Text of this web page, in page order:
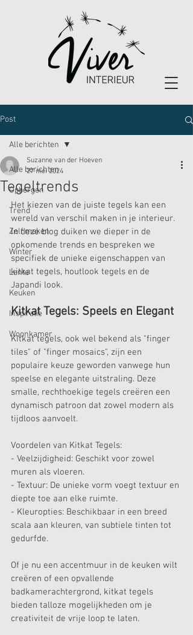
Post
Alle berichten
Opbergen
Trend
Zelf maken
Winter
Lente
Keuken
Inspiratie
Woonkamer
Alle berichten
Tegeltrends
Suzanne van der Hoeven
27 mei 2024
Het kiezen van de juiste tegels kan een
wereld van verschil maken in je interieur.
In deze blog duiken we dieper in de
opkomende trends en bespreken we
specifiek de unieke eigenschappen van
kitkat tegels, houtlook tegels en de
Japandi look.
Kitkat Tegels: Speels en Elegant
Kitkat tegels, ook wel bekend als "finger
tiles" of "finger mosaics", zijn een
populaire keuze geworden vanwege hun
speelse en elegante uitstraling. Deze
smalle, rechthoekige tegels creëren een
dynamisch patroon dat zowel modern als
tijdloos aanvoelt.
Voordelen van Kitkat Tegels:
- Veelzijdigheid: Geschikt voor zowel
muren als vloeren.
- Textuur: De unieke vorm voegt textuur en
diepte toe aan elke ruimte.
- Kleuropties: Beschikbaar in een breed
scala aan kleuren, van subtiele tinten tot
gedurfde.
Of je nu een accentmuur in de keuken wilt
creëren of een opvallende
badkamerachtergrond, kitkat tegels
bieden talloze mogelijkheden om je
creativiteit de vrije loop te laten.